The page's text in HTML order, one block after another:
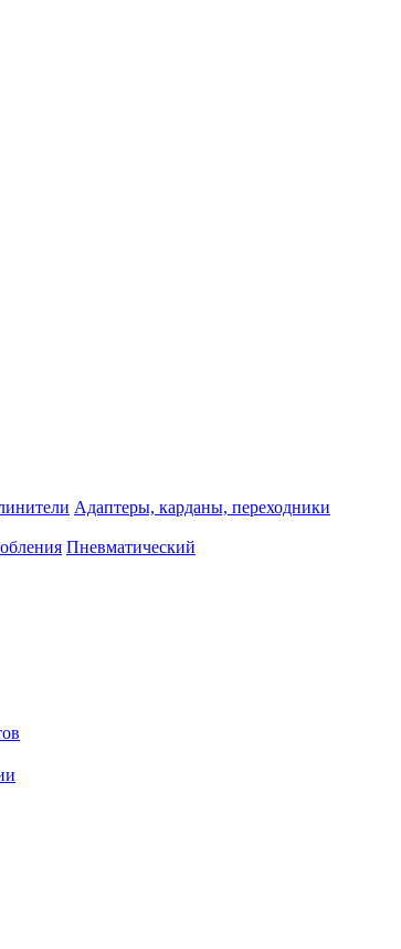
Адаптеры, карданы, переходники
Пневматический